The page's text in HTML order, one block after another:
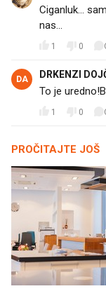
Ciganluk...
nas...
1 0
DA DRKENZI
To je
1 0
PROČITAJTE JOŠ